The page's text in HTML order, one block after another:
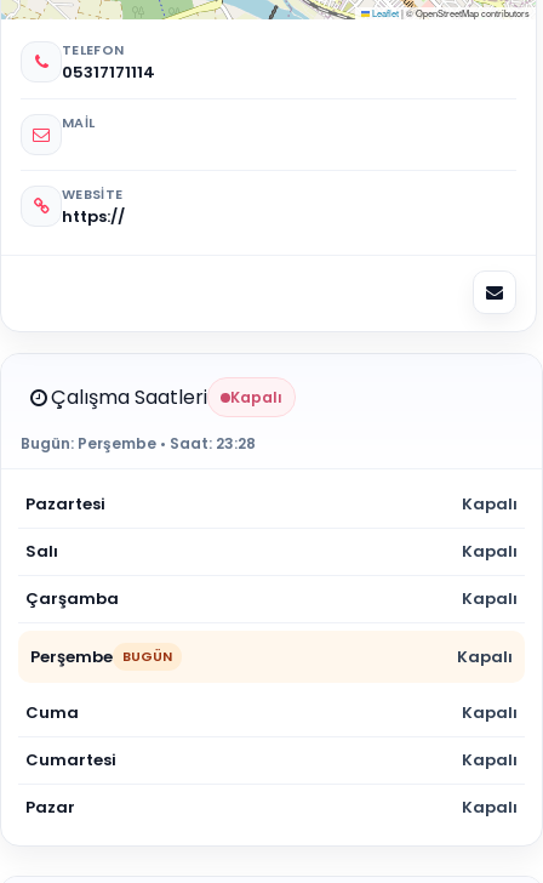
Leaflet|© OpenStreetMap contributors
TELEFON
05317171114
MAIL
WEBSITE
https://
Çalışma Saatleri Kapalı
Bugün: Perşembe • Saat: 23:28
Pazartesi Kapalı
Salı Kapalı
Çarşamba Kapalı
Perşembe BUGÜN Kapalı
Cuma Kapalı
Cumartesi Kapalı
Pazar Kapalı